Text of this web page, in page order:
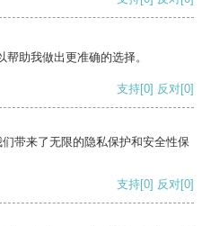
助我做出更准确的选择。
支持[0] 反对[0]
带来了无限的隐私保护和安全性保
支持[0] 反对[0]